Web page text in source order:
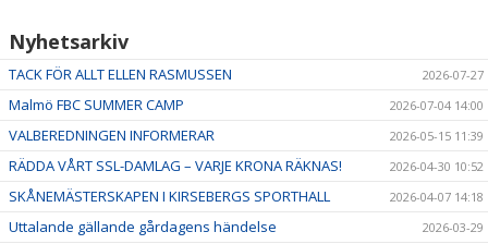
Nyhetsarkiv
TACK FÖR ALLT ELLEN RASMUSSEN 2026-07-27
Malmö FBC SUMMER CAMP 2026-07-04 14:00
VALBEREDNINGEN INFORMERAR 2026-05-15 11:39
RÄDDA VÅRT SSL-DAMLAG – VARJE KRONA RÄKNAS! 2026-04-30 10:52
SKÅNEMÄSTERSKAPEN I KIRSEBERGS SPORTHALL 2026-04-07 14:18
Uttalande gällande gårdagens händelse 2026-03-29